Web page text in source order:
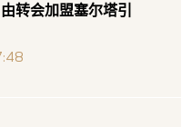
转会加盟塞尔塔引